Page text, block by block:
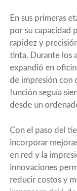
En sus primeras
por su capacidad
rapidez y
tinta. Durante los
expandió en
de impresión con
función seguía
desde un
Con el paso del
incorporar
en red y la
innovaciones
reducir costos y